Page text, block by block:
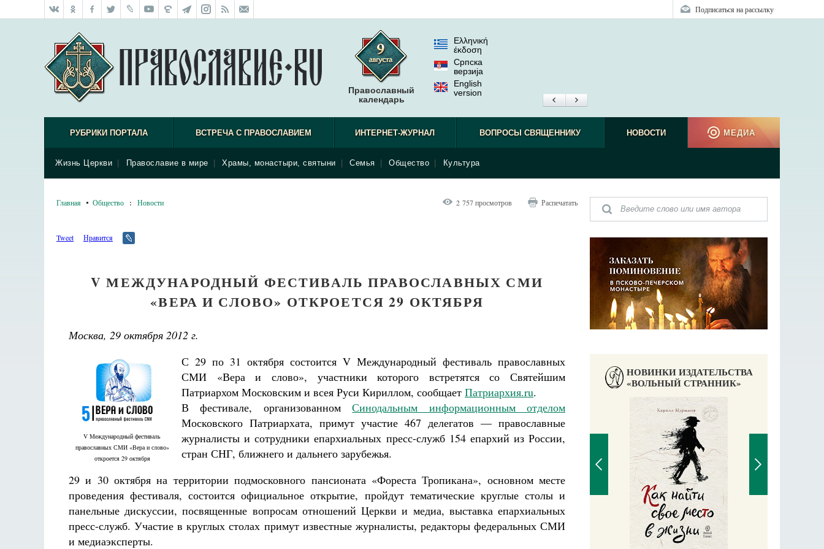
Подписаться на рассылку
Православный
календарь
Ελληνική
έκδοση
Српска
верзиjа
English
version
РУБРИКИ ПОРТАЛА ВСТРЕЧА С ПРАВОСЛАВИЕМ ИНТЕРНЕТ-ЖУРНАЛ ВОПРОСЫ СВЯЩЕННИКУ НОВОСТИ
Жизнь Церкви Православие в мире Храмы, монастыри, святыни Семья Общество Культура
МЕДИА
Главная Общество : Новости 2 757 просмотров Распечатать
Tweet Нравится
V МЕЖДУНАРОДНЫЙ ФЕСТИВАЛЬ ПРАВОСЛАВНЫХ СМИ
«ВЕРА И СЛОВО» ОТКРОЕТСЯ 29 ОКТЯБРЯ
Москва, 29 октября 2012 г.
V Международный фестиваль
православных СМИ «Вера и слово»
откроется 29 октября
С 29 по 31 октября состоится V Международный фестиваль православных
СМИ «Вера и слово», участники которого встретятся со Святейшим
Патриархом Московским и всея Руси Кириллом, сообщает Патриархия.ru.
В фестивале, организованномСинодальным информационным отделом
Московского Патриархата, примут участие 467 делегатов — православные
журналисты и сотрудники епархиальных пресс-служб 154 епархий из России,
стран СНГ, ближнего и дальнего зарубежья.
29 и 30 октября на территории подмосковного пансионата «Фореста Тропикана», основном месте
проведения фестиваля, состоится официальное открытие, пройдут тематические круглые столы и
панельные дискуссии, посвященные вопросам отношений Церкви и медиа, выставка епархиальных
пресс-служб. Участие в круглых столах примут известные журналисты, редакторы федеральных СМИ
и медиаэксперты.
НОВИНКИ ИЗДАТЕЛЬСТВА
«ВОЛЬНЫЙ СТРАННИК»